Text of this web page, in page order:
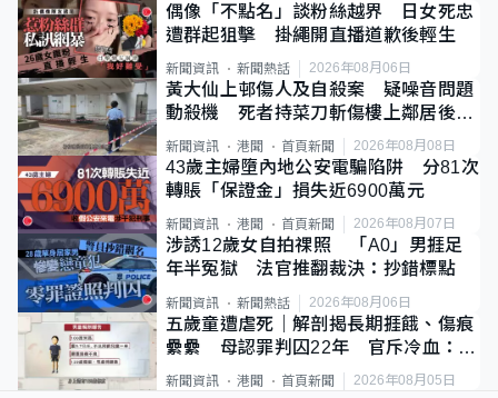
偶像「不點名」談粉絲越界 日女死忠
遭群起狙擊 掛繩開直播道歉後輕生
新聞資訊 新聞熱話 2026年08月06日
黃大仙上邨傷人及自殺案 疑噪音問題
動殺機 死者持菜刀斬傷樓上鄰居後墮
斃
新聞資訊 港聞 首頁新聞 2026年08月08日
43歲主婦墮內地公安電騙陷阱 分81次
轉賬「保證金」損失近6900萬元
新聞資訊 港聞 首頁新聞 2026年08月07日
涉誘12歲女自拍祼照 「A0」男捱足
年半冤獄 法官推翻裁決：抄錯標點
新聞資訊 新聞熱話 2026年08月06日
五歲童遭虐死｜解剖揭長期捱餓、傷痕
纍纍 母認罪判囚22年 官斥冷血：同
類案最惡劣
新聞資訊 港聞 首頁新聞 2026年08月05日